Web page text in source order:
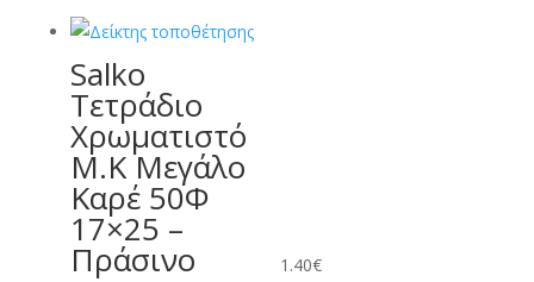
Salko
Τετράδιο
Χρωματιστό
Μ.Κ Μεγάλο
Καρέ 50Φ
17×25 –
Πράσινο 1.40€